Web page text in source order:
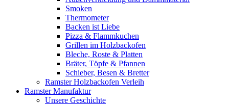
Smoken
Thermometer
Backen ist Liebe
Pizza & Flammkuchen
Grillen im Holzbackofen
Bleche, Roste & Platten
Bräter, Töpfe & Pfannen
Schieber, Besen & Bretter
Ramster Holzbackofen Verleih
Ramster Manufaktur
Unsere Geschichte